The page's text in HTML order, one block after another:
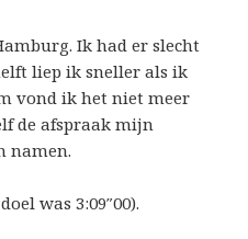
Ik had er slecht
liep ik sneller als ik
vond ik het niet meer
de afspraak mijn
namen.
was 3:09″00).